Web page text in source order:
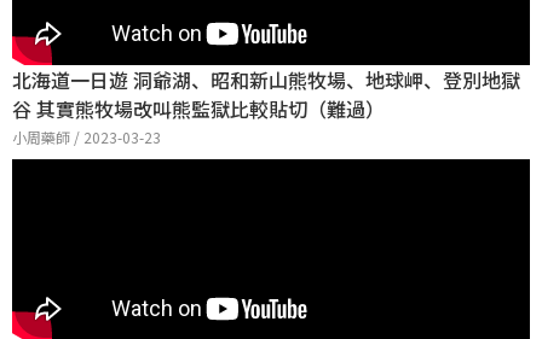
北海道一日遊 洞爺湖、昭和新山熊牧場、地球岬、登別地獄
谷 其實熊牧場改叫熊監獄比較貼切（難過）
小周藥師 / 2023-03-23